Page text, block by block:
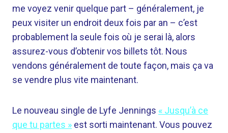
me voyez venir quelque part – généralement, je
peux visiter un endroit deux fois par an – c’est
probablement la seule fois où je serai là, alors
assurez-vous d’obtenir vos billets tôt. Nous
vendons généralement de toute façon, mais ça va
se vendre plus vite maintenant.
Le nouveau single de Lyfe Jennings « Jusqu’à ce
que tu partes » est sorti maintenant. Vous pouvez